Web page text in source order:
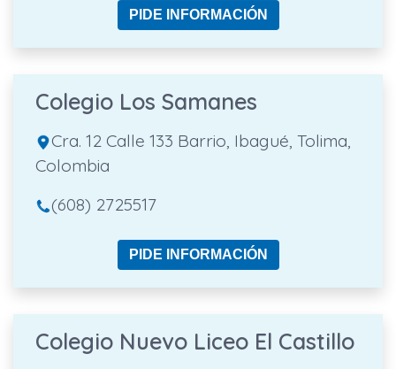
PIDE INFORMACIÓN
Colegio Los Samanes
Cra. 12 Calle 133 Barrio, Ibagué, Tolima,
Colombia
(608) 2725517
PIDE INFORMACIÓN
Colegio Nuevo Liceo El Castillo